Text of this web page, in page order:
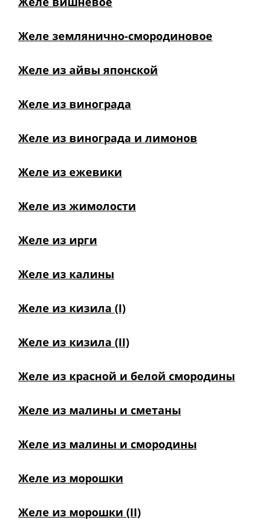
Желе землянично-смородиновое
Желе из айвы японской
Желе из винограда
Желе из винограда и лимонов
Желе из ежевики
Желе из жимолости
Желе из ирги
Желе из калины
Желе из кизила (I)
Желе из кизила (II)
Желе из красной и белой смородины
Желе из малины и сметаны
Желе из малины и смородины
Желе из морошки
Желе из морошки (II)